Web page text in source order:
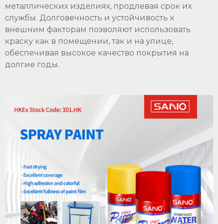
металлических изделиях, продлевая срок их
службы. Долговечность и устойчивость к
внешним факторам позволяют использовать
краску как в помещении, так и на улице,
обеспечивая высокое качество покрытия на
долгие годы.